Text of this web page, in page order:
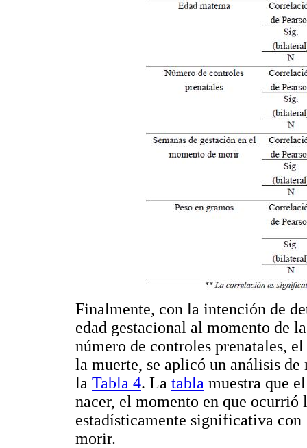
Finalmente, con la intención de
edad gestacional al momento de
número de controles prenatales,
la muerte, se aplicó un análisis de
la Tabla 4. La tabla muestra que
nacer, el momento en que
estadísticamente significativa con
morir.